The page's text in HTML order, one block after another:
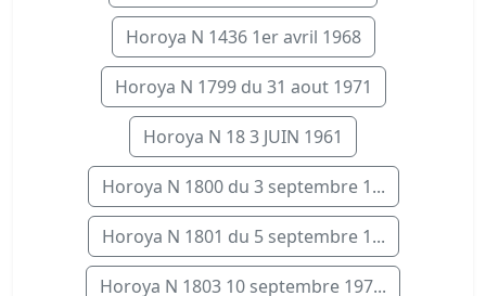
Horoya N 1436 1er avril 1968
Horoya N 1799 du 31 aout 1971
Horoya N 18 3 JUIN 1961
Horoya N 1800 du 3 septembre 1...
Horoya N 1801 du 5 septembre 1...
Horoya N 1803 10 septembre 197...